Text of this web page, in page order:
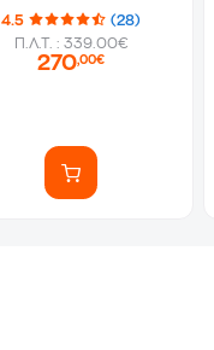
4.5
(28)
Π.Λ.Τ. : 339.00€
270,00€